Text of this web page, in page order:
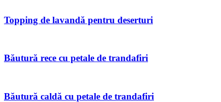
Topping de lavandă pentru deserturi
Băutură rece cu petale de trandafiri
Băutură caldă cu petale de trandafiri